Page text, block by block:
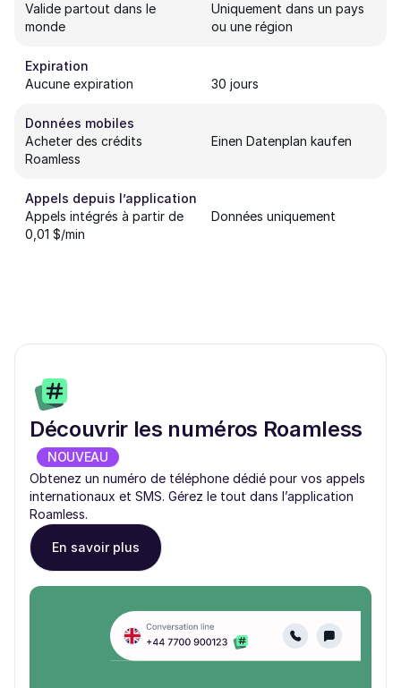
Valide partout dans le
monde
Uniquement dans un pays
ou une région
Expiration
Aucune expiration
30 jours
Données mobiles
Acheter des crédits
Roamless
Einen Datenplan kaufen
Appels depuis l’application
Appels intégrés à partir de
0,01 $/min
Données uniquement
Découvrir les numéros Roamless
NOUVEAU
Obtenez un numéro de téléphone dédié pour vos appels
internationaux et SMS. Gérez le tout dans l’application
Roamless.
En savoir plus